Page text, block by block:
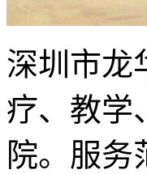
深圳市龙
疗、教学
院。服务